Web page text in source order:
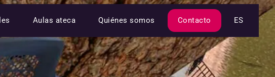
Aulas ateca Quiénes somos Contacto ES